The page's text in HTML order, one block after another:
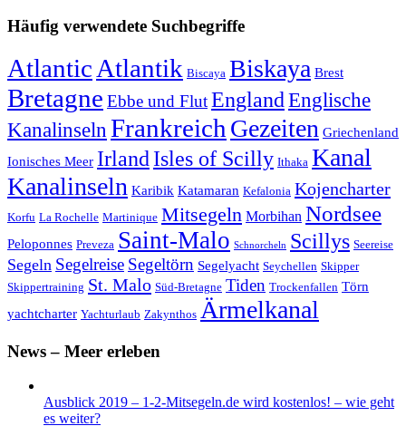
Häufig verwendete Suchbegriffe
Atlantic Atlantik Biscaya Biskaya Brest
Bretagne Ebbe und Flut EnglandEnglische
Kanalinseln Frankreich Gezeiten Griechenland
Ionisches Meer Irland Isles of Scilly Ithaka Kanal
Kanalinseln Karibik Katamaran Kefalonia Kojencharter
Korfu La Rochelle Martinique Mitsegeln Morbihan Nordsee
Peloponnes Preveza Saint-Malo Schnorcheln Scillys Seereise
Segeln Segelreise Segeltörn Segelyacht Seychellen Skipper
Skippertraining St. Malo Süd-Bretagne Tiden Trockenfallen Törn
yachtcharter Yachturlaub Zakynthos Ärmelkanal
News – Meer erleben
Ausblick 2019 – 1-2-Mitsegeln.de wird kostenlos! – wie geht
es weiter?